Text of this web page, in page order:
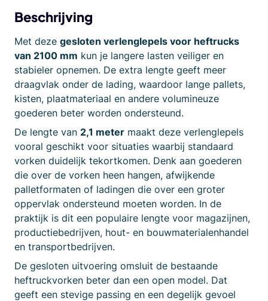
Beschrijving
Met deze gesloten verlenglepels voor heftrucks
van 2100 mm kun je langere lasten veiliger en
stabieler opnemen. De extra lengte geeft meer
draagvlak onder de lading, waardoor lange pallets,
kisten, plaatmateriaal en andere volumineuze
goederen beter worden ondersteund.
De lengte van 2,1 meter maakt deze verlenglepels
vooral geschikt voor situaties waarbij standaard
vorken duidelijk tekortkomen. Denk aan goederen
die over de vorken heen hangen, afwijkende
palletformaten of ladingen die over een groter
oppervlak ondersteund moeten worden. In de
praktijk is dit een populaire lengte voor magazijnen,
productiebedrijven, hout- en bouwmaterialenhandel
en transportbedrijven.
De gesloten uitvoering omsluit de bestaande
heftruckvorken beter dan een open model. Dat
geeft een stevige passing en een degelijk gevoel